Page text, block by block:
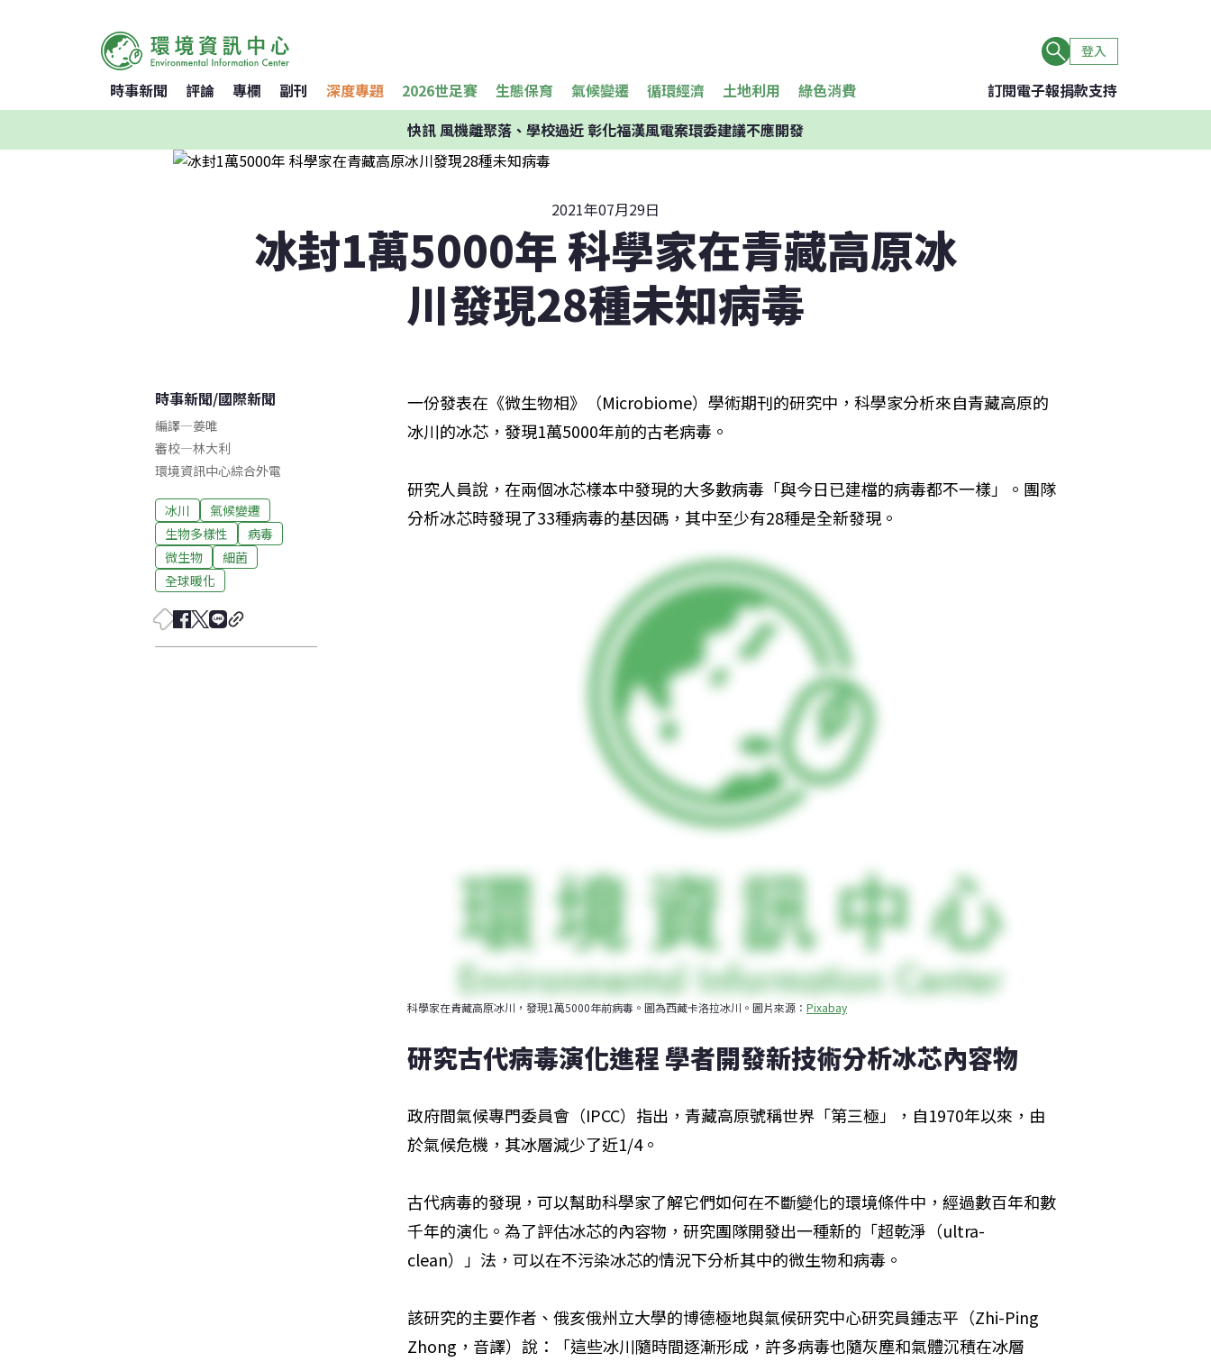
登入
時事新聞 評論 專欄 副刊 深度專題 2026世足賽 生態保育 氣候變遷 循環經濟 土地利用 綠色消費 訂閱電子報捐款支持
快訊風機離聚落、學校過近 彰化福漢風電案環委建議不應開發
2021年07月29日
冰封1萬5000年 科學家在青藏高原冰
川發現28種未知病毒
時事新聞/國際新聞
編譯—姜唯
審校—林大利
環境資訊中心綜合外電
冰川
氣候變遷
生物多樣性
病毒
微生物
細菌
全球暖化
一份發表在《微生物相》（Microbiome）學術期刊的研究中，科學家分析來自青藏高原的
冰川的冰芯，發現1萬5000年前的古老病毒。
研究人員說，在兩個冰芯樣本中發現的大多數病毒「與今日已建檔的病毒都不一樣」。團隊
分析冰芯時發現了33種病毒的基因碼，其中至少有28種是全新發現。
科學家在青藏高原冰川，發現1萬5000年前病毒。圖為西藏卡洛拉冰川。圖片來源： Pixabay
研究古代病毒演化進程 學者開發新技術分析冰芯內容物
政府間氣候專門委員會（IPCC）指出，青藏高原號稱世界「第三極」，自1970年以來，由
於氣候危機，其冰層減少了近1/4。
古代病毒的發現，可以幫助科學家了解它們如何在不斷變化的環境條件中，經過數百年和數
千年的演化。為了評估冰芯的內容物，研究團隊開發出一種新的「超乾淨（ultra-
clean）」法，可以在不污染冰芯的情況下分析其中的微生物和病毒。
該研究的主要作者、俄亥俄州立大學的博德極地與氣候研究中心研究員鍾志平（Zhi-Ping
Zhong，音譯）說：「這些冰川隨時間逐漸形成，許多病毒也隨灰塵和氣體沉積在冰層